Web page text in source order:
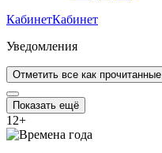
КабинетКабинет
Уведомления
Отметить все как прочитанные
Показать ещё
12+